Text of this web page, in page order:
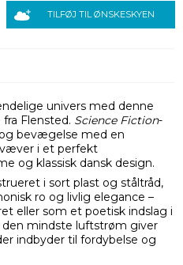
TILFØJ TIL ØNSKESKYEN
univers med denne
Flensted. Science Fiction-
bevægelse med en
i et perfekt
og klassisk dansk design.
i sort plast og ståltråd,
ro og livlig elegance –
eller som et poetisk indslag i
mindste luftstrøm giver
indbyder til fordybelse og